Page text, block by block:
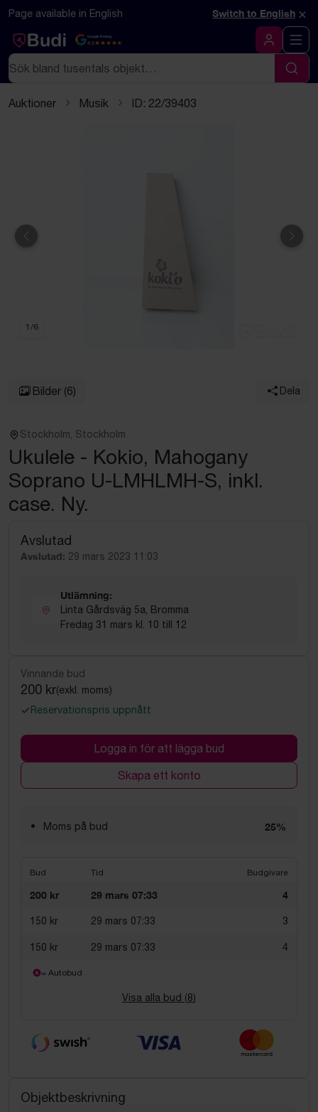
Hoppa till innehåll
Textbaserad (markdown) version av denna sida
Page available in English Switch to English ×
Google Rating
4.5
Logga in
Sök
Sök
Auktioner Musik ID: 22/39403
Föregående
1 /6
Bilder (6) Dela
Stockholm, Stockholm
Ukulele - Kokio, Mahogany
Soprano U-LMHLMH-S, inkl.
case. Ny.
Avslutad
Avslutad: 29 mars 2023 11:03
Utlämning:
Linta Gårdsväg 5a, Bromma
Fredag 31 mars kl. 10 till 12
Vinnande bud
200 kr(exkl. moms)
Reservationspris uppnått
Logga in för att lägga bud
Skapa ett konto
Moms på bud 25%
Bud Tid Budgivare
200 kr 29 mars 07:33 4
150 kr 29 mars 07:33 3
150 kr 29 mars 07:33 4
= Autobud
Visa alla bud (8)
Objektbeskrivning